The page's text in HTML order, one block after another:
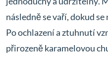
následně se vaří, dokud
Po ochlazení a ztuhnutí
přirozeně karamelovou